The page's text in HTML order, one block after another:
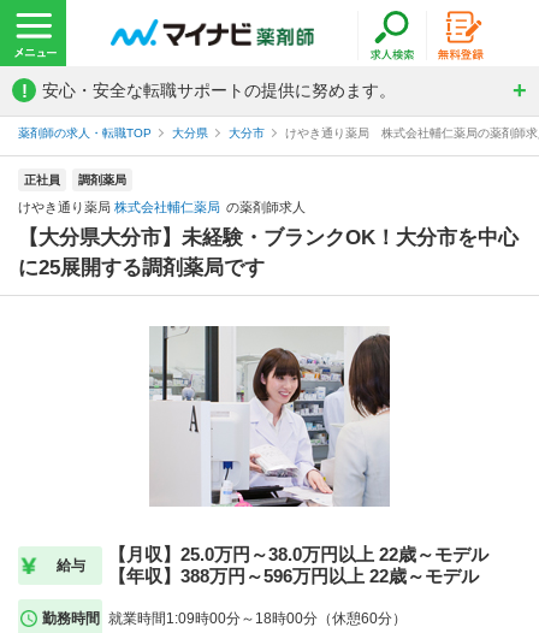
! 安心・安全な転職サポートの提供に努めます。
薬剤師の求人・転職TOP 大分県 大分市 けやき通り薬局 株式会社輔仁薬局の薬剤師
正社員 調剤薬局
けやき通り薬局 株式会社輔仁薬局 の薬剤師求人
【大分県大分市】未経験・ブランクOK！大分市を中心
に25展開する調剤薬局です
給与
【月収】25.0万円～38.0万円以上 22歳～モデル
【年収】388万円～596万円以上 22歳～モデル
勤務時間 就業時間1:09時00分～18時00分（休憩60分）